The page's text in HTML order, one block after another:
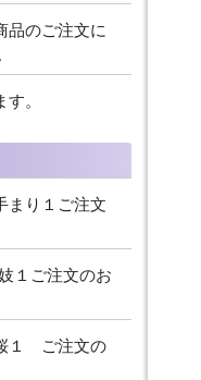
品のご注文に
。
まり１ご注文
１ご注文のお
１ ご注文の